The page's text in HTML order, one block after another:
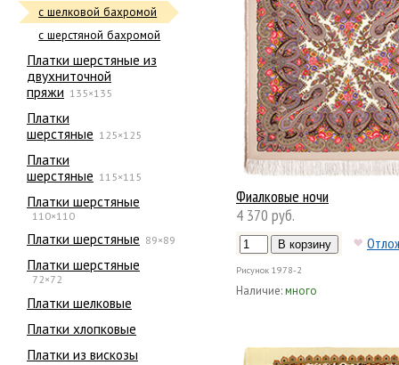
с шелковой бахромой
с шерстяной бахромой
Платки шерстяные из
двухниточной
пряжи 135×135
Платки
шерстяные 125×125
Платки
шерстяные 115×115
Платки шерстяные
110×110
Платки шерстяные 89×89
Платки шерстяные
72×72
Платки шелковые
Платки хлопковые
Платки из вискозы
Фиалковые ночи
4 370 руб.
Рисунок 1978-2
Наличие:много